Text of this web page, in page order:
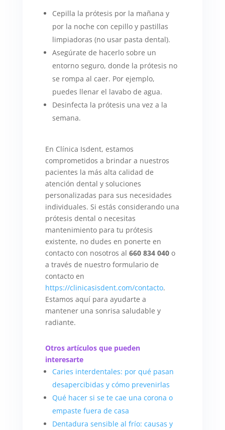
Cepilla la prótesis por la mañana y
por la noche con cepillo y pastillas
limpiadoras (no usar pasta dental).
Asegúrate de hacerlo sobre un
entorno seguro, donde la prótesis no
se rompa al caer. Por ejemplo,
puedes llenar el lavabo de agua.
Desinfecta la prótesis una vez a la
semana.
En Clínica Isdent, estamos
comprometidos a brindar a nuestros
pacientes la más alta calidad de
atención dental y soluciones
personalizadas para sus necesidades
individuales. Si estás considerando una
prótesis dental o necesitas
mantenimiento para tu prótesis
existente, no dudes en ponerte en
contacto con nosotros al 660 834 040 o
a través de nuestro formulario de
contacto en
https://clinicasisdent.com/contacto.
Estamos aquí para ayudarte a
mantener una sonrisa saludable y
radiante.
Otros artículos que pueden
interesarte
Caries interdentales: por qué pasan
desapercibidas y cómo prevenirlas
Qué hacer si se te cae una corona o
empaste fuera de casa
Dentadura sensible al frío: causas y